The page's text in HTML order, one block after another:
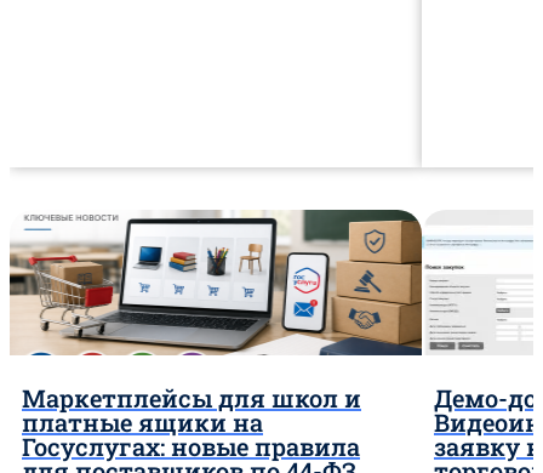
Маркетплейсы для школ и
платные ящики на
Госуслугах: новые правила
Демо-
заявку